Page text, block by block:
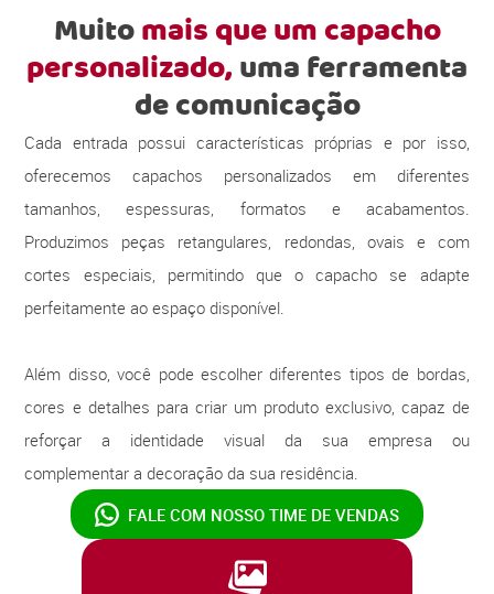
Muitomais que um capacho
personalizado,uma ferramenta
de comunicação
Cada entrada possui características próprias e por isso,
oferecemos capachos personalizados em diferentes
tamanhos, espessuras, formatos e acabamentos.
Produzimos peças retangulares, redondas, ovais e com
cortes especiais, permitindo que o capacho se adapte
perfeitamente ao espaço disponível.
Além disso, você pode escolher diferentes tipos de bordas,
cores e detalhes para criar um produto exclusivo, capaz de
reforçar a identidade visual da sua empresa ou
complementar a decoração da sua residência.
FALE COM NOSSO TIME DE VENDAS